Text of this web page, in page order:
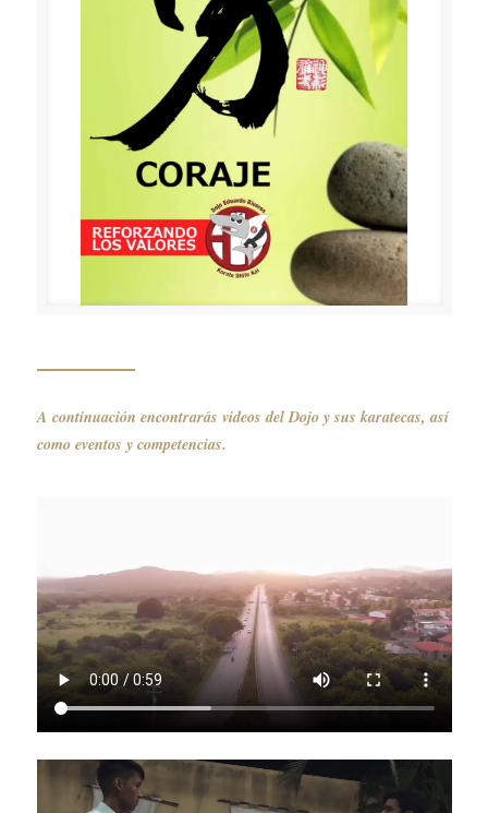
A continuación encontrarás videos del Dojo y sus karatecas, así
como eventos y competencias.